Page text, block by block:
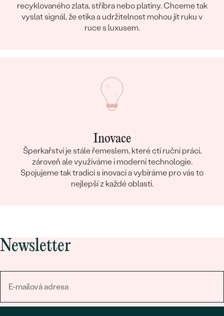
recyklovaného zlata, stříbra nebo platiny. Chceme tak
vyslat signál, že etika a udržitelnost mohou jít ruku v
ruce s luxusem.
Inovace
Šperkařství je stále řemeslem, které ctí ruční práci,
zároveň ale využíváme i moderní technologie.
Spojujeme tak tradici s inovací a vybíráme pro vás to
nejlepší z každé oblasti.
Newsletter